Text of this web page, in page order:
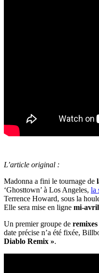
L’article original :
Madonna a fini le tournage de
‘Ghosttown’ à Los Angeles, la
Terrence Howard, sous la
Elle sera mise en ligne mi-avril
Un premier groupe de remixes
date précise n’a été fixée,
Diablo Remix ».